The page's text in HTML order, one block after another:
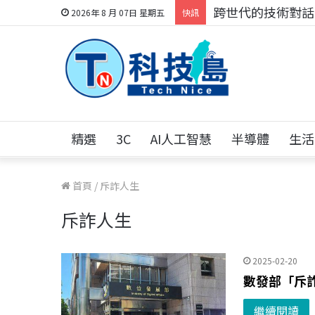
2026年 8 月 07日 星期五 快訊 跨世代的技術對
精選 3C AI人工智慧 半導體 生活
首頁 / 斥詐人生
斥詐人生
2025-02-20
數發部「斥
繼續閱讀